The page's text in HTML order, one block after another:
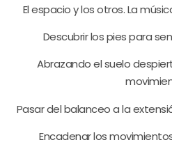
El espacio y los otros. La
Descubrir los pies para
Abrazando el suelo
Pasar del balanceo a la
Encadenar los